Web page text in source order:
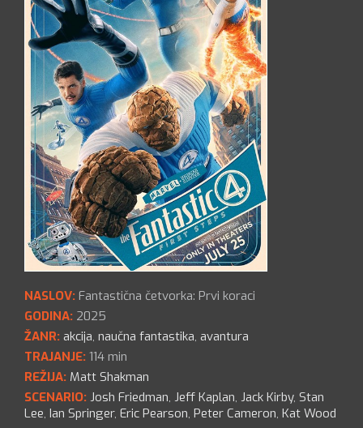
NASLOV: Fantastična četvorka: Prvi koraci
GODINA: 2025
ŽANR: akcija, naučna fantastika, avantura
TRAJANJE: 114 min
REŽIJA: Matt Shakman
SCENARIO: Josh Friedman, Jeff Kaplan, Jack Kirby, Stan
Lee, Ian Springer, Eric Pearson, Peter Cameron, Kat Wood